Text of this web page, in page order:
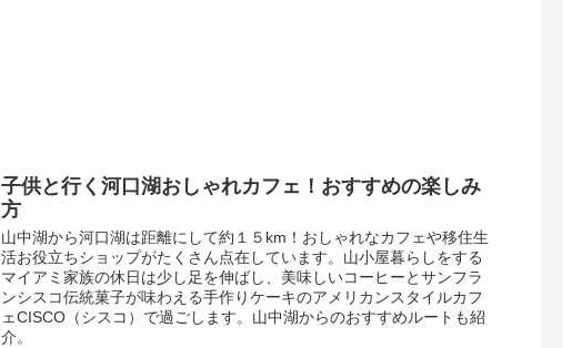
子供と行く河口湖おしゃれカフェ！おすすめの楽しみ
方
山中湖から河口湖は距離にして約１５km！おしゃれなカフェや移住生
活お役立ちショップがたくさん点在しています。山小屋暮らしをする
マイアミ家族の休日は少し足を伸ばし、美味しいコーヒーとサンフラ
ンシスコ伝統菓子が味わえる手作りケーキのアメリカンスタイルカフ
ェCISCO（シスコ）で過ごします。山中湖からのおすすめルートも紹
介。